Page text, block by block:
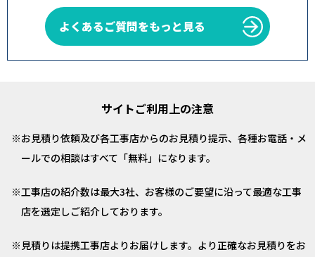
よくあるご質問をもっと見る
サイトご利用上の注意
お見積り依頼及び各工事店からのお見積り提示、各種お電話・メ
ールでの相談はすべて「無料」になります。
工事店の紹介数は最大3社、お客様のご要望に沿って最適な工事
店を選定しご紹介しております。
見積りは提携工事店よりお届けします。より正確なお見積りをお